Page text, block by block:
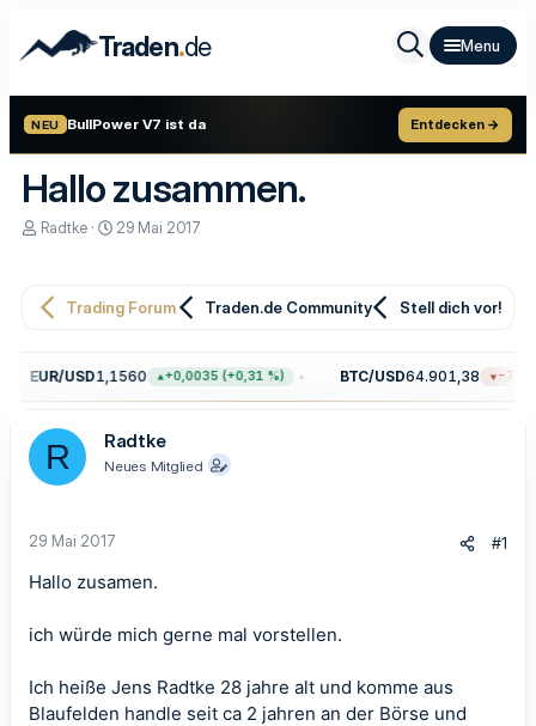
Traden.de
NEU BullPower V7 ist da Entdecken →
Hallo zusammen.
E
e
r
Radtke
E
e
l
a
m
29 Mai 2017
Trading Forum Traden.de Community Stell dich vor!
EUR/USD1,1560 +0,0035 (+0,31 %) BTC/USD64.901,38 −7,10
R Radtke
Neues Mitglied
29 Mai 2017 #1
Hallo zusamen.
ich würde mich gerne mal vorstellen.
Ich heiße Jens Radtke 28 jahre alt und komme aus
Blaufelden handle seit ca 2 jahren an der Börse und